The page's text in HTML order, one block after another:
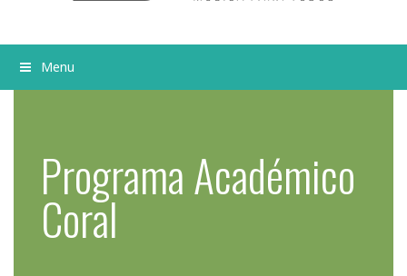
Menu
Programa Académico
Coral